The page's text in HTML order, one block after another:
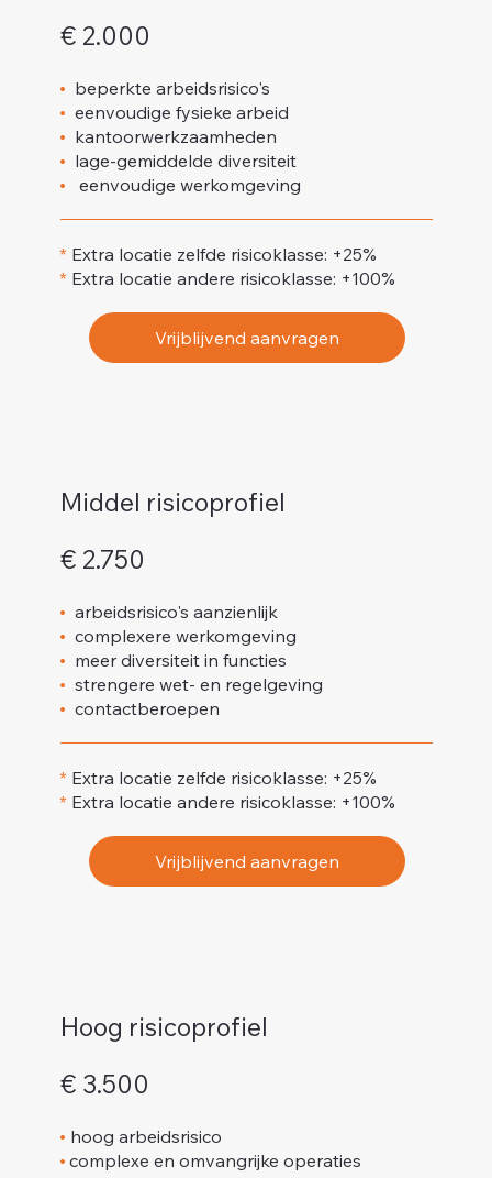
€ 2.000
• beperkte arbeidsrisico's
• eenvoudige fysieke arbeid
• kantoorwerkzaamheden
• lage-gemiddelde diversiteit
• eenvoudige werkomgeving
* Extra locatie zelfde risicoklasse: +25%
* Extra locatie andere risicoklasse: +100%
Vrijblijvend aanvragen
Middel risicoprofiel
€ 2.750
• arbeidsrisico's aanzienlijk
• complexere werkomgeving
• meer diversiteit in functies
• strengere wet- en regelgeving
• contactberoepen
* Extra locatie zelfde risicoklasse: +25%
* Extra locatie andere risicoklasse: +100%
Vrijblijvend aanvragen
Hoog risicoprofiel
€ 3.500
• hoog arbeidsrisico
•complexe en omvangrijke operaties